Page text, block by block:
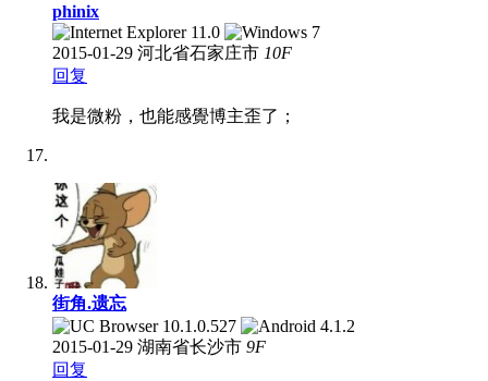
phinix
2015-01-29 河北省石家庄市 10F
回复
我是微粉，也能感覺博主歪了；
街角.遗忘
2015-01-29 湖南省长沙市 9F
回复